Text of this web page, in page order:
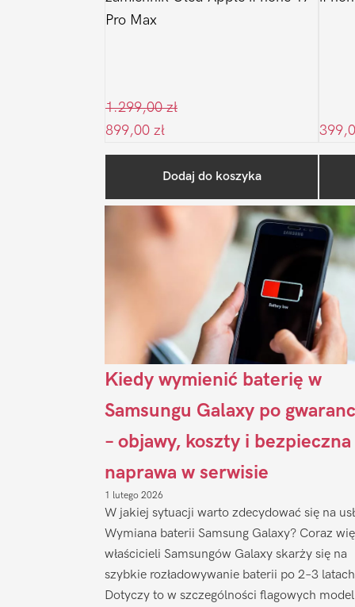
Pro Max
1.299,00zł
899,00 zł
Dodaj do koszyka
Kiedy wymienić baterię w
Samsungu Galaxy po
– objawy, koszty i bezpieczna
naprawa w serwisie
1 lutego 2026
W jakiej sytuacji warto zdecydować się na
Wymiana baterii Samsung Galaxy? Coraz
właścicieli Samsungów Galaxy skarży się na
szybkie rozładowywanie baterii po 2–3
Dotyczy to w szczególności flagowych